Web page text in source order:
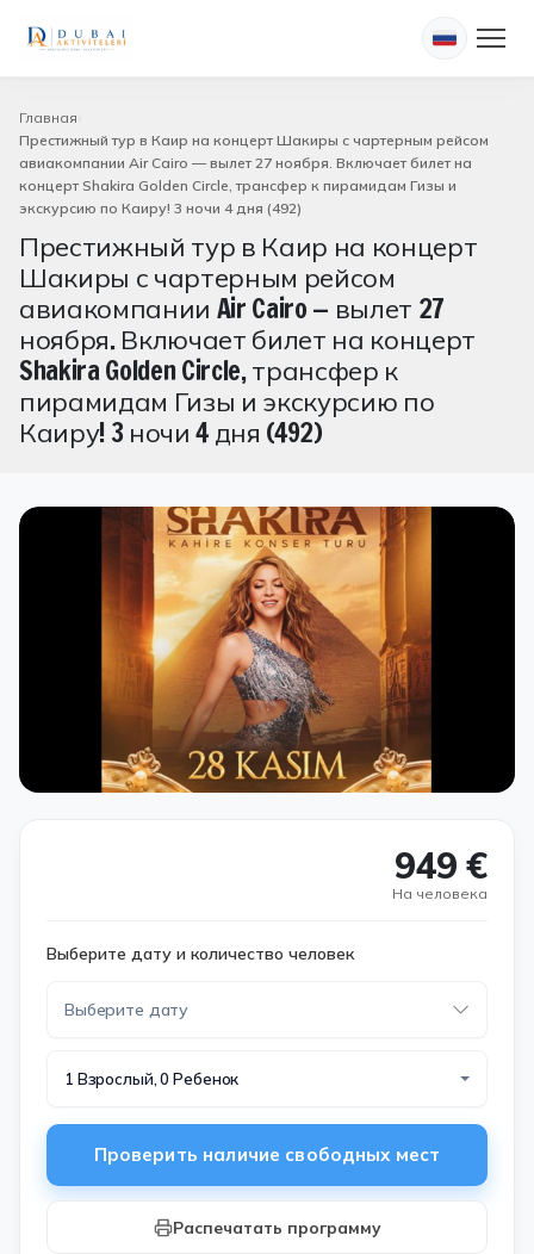
Главная
Престижный тур в Каир на концерт Шакиры с чартерным рейсом
авиакомпании Air Cairo — вылет 27 ноября. Включает билет на
концерт Shakira Golden Circle, трансфер к пирамидам Гизы и
экскурсию по Каиру! 3 ночи 4 дня (492)
Престижный тур в Каир на концерт
Шакиры с чартерным рейсом
авиакомпании Air Cairo — вылет 27
ноября. Включает билет на концерт
Shakira Golden Circle, трансфер к
пирамидам Гизы и экскурсию по
Каиру! 3 ночи 4 дня (492)
949 €
На человека
Выберите дату и количество человек
1 Взрослый, 0 Ребенок
Проверить наличие свободных мест
Распечатать программу